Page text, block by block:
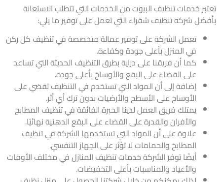
خدمات تنظيف البيوت من الخدمات التي تتطلب الاستعانة
شركه تنظيف شقراء التي تعمل على توفير ما يلي:
تعمل الشركة على توفير عمالة متخصصة في تنظيف كل ركن
في المنزل بأعلى جودة وكفاءة.
كما أن فريقنا على دراية بطرق التنظيف الحديثة التي تساعد
على القضاء على البقع والأوساخ بأعلى جودة.
إضافة إلى أن المواد التي تستخدم في التنظيف تقضي على
الأوساخ على الأسطح والأرضيات بدون ترك أي أثر.
يمتلك فريق العمل لدينا الخبرة الفائقة في تنظيف المطابخ
والأفران والقدرة على القضاء على البقع الدهنية نهائيًا.
علاوة على أن المواد التي تستخدمها الشركة في تنظيف
المطابخ والحمامات لا تؤثر على الجهاز التنفسي.
أيضًا توفر الشركة خدمات تنظيف المنازل في مختلف الأوقات
والأعياد والمناسبات بأعلى التخفيضات.